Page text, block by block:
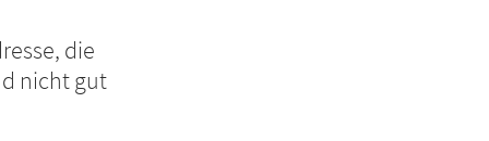
die
nicht gut